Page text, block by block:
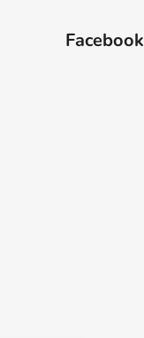
Facebook